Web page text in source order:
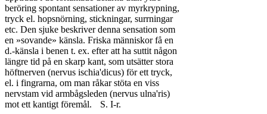
beröring spontant sensationer av myrkrypning,
tryck el. hopsnörning, stickningar, surrningar
etc. Den sjuke beskriver denna sensation som
en »sovande» känsla. Friska människor få en
d.-känsla i benen t. ex. efter att ha suttit någon
längre tid på en skarp kant, som utsätter stora
höftnerven (nervus ischia'dicus) för ett tryck,
el. i fingrarna, om man råkar stöta en viss
nervstam vid armbågsleden (nervus ulna'ris)
mot ett kantigt föremål.	S. I-r.